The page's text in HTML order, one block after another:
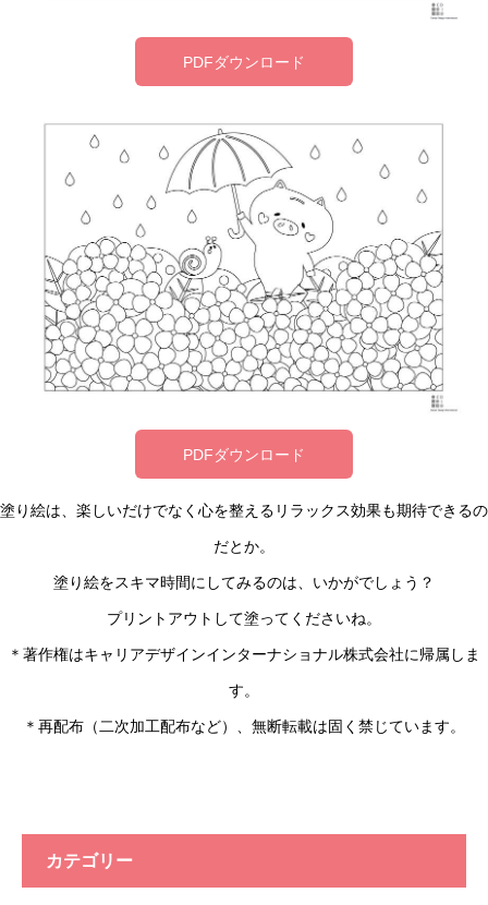
PDFダウンロード
PDFダウンロード
塗り絵は、楽しいだけでなく心を整えるリラックス効果も期待できるの
だとか。
塗り絵をスキマ時間にしてみるのは、いかがでしょう？
プリントアウトして塗ってくださいね。
＊著作権はキャリアデザインインターナショナル株式会社に帰属しま
す。
＊再配布（二次加工配布など）、無断転載は固く禁じています。
カテゴリー